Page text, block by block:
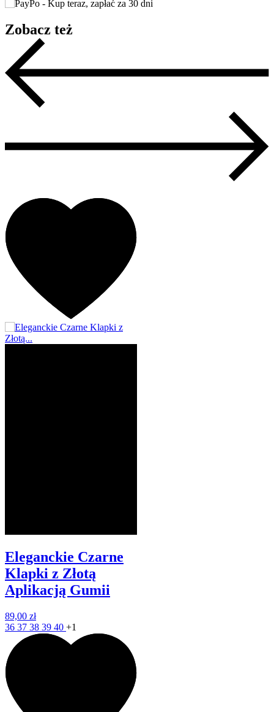
Zobacz też
Eleganckie Czarne
Klapki z Złotą
Aplikacją Gumii
89,00 zł
36 37 38 39 40 +1